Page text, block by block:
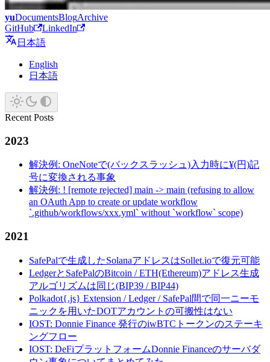
yuDocumentsBlogArchive
GitHub
LinkedIn
日本語
English
日本語
Recent Posts
2023
解決例: OneNoteで(バックスラッシュ)入力時に¥(円)記
号に変換される事象
解決例: ! [remote rejected] main -> main (refusing to allow
an OAuth App to create or update workflow
`.github/workflows/xxx.yml` without `workflow` scope)
2021
SafePalで生成したSolanaアドレスはSollet.ioで復元可能
LedgerとSafePalのBitcoin / ETH(Ethereum)アドレス生成
アルゴリズムは同じ(BIP39 / BIP44)
Polkadot{.js} Extension / Ledger / SafePal間で同一ニーモ
ニックを用いたDOTアカウントの可搬性はない
IOST: Donnie Finance 発行のiwBTCトークンのステーキ
ングフロー
IOST: DeFiプラットフォームDonnie Financeのサーバダ